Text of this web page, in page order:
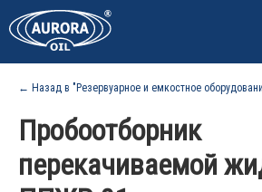
← Назад в "Резервуарное и емкостное
Пробоотборник
перекачиваемой